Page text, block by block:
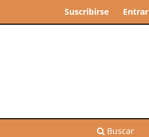
Buscar
Suscribirse Entrar